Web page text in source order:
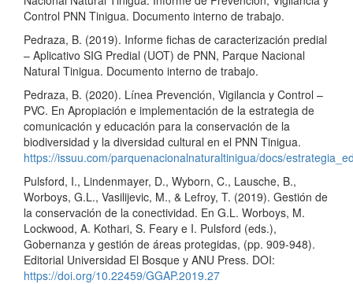
Control PNN Tinigua. Documento interno de trabajo.
Pedraza, B. (2019). Informe fichas de caracterización predial
– Aplicativo SIG Predial (UOT) de PNN, Parque Nacional
Natural Tinigua. Documento interno de trabajo.
Pedraza, B. (2020). Línea Prevención, Vigilancia y Control –
PVC. En Apropiación e implementación de la estrategia de
comunicación y educación para la conservación de la
biodiversidad y la diversidad cultural en el PNN Tinigua.
https://issuu.com/parquenacionalnaturaltinigua/docs/
Pulsford, I., Lindenmayer, D., Wyborn, C., Lausche, B.,
Worboys, G.L., Vasilijevic, M., & Lefroy, T. (2019). Gestión de
la conservación de la conectividad. En G.L. Worboys, M.
Lockwood, A. Kothari, S. Feary e I. Pulsford (eds.),
Gobernanza y gestión de áreas protegidas, (pp. 909-948).
Editorial Universidad El Bosque y ANU Press. DOI:
https://doi.org/10.22459/GGAP.2019.27